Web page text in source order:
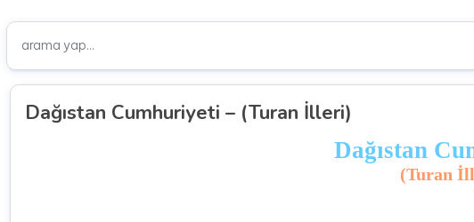
Dağıstan Cumhuriyeti – (Turan İlleri)
Dağıstan
(Turan